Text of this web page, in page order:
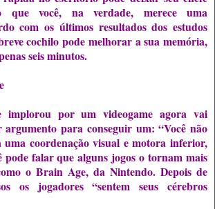
que você, na verdade, merece uma
com os últimos resultados dos estudos
cochilo pode melhorar a sua memória,
seis minutos.
implorou por um videogame agora vai
argumento para conseguir um: “Você não
coordenação visual e motora inferior,
pode falar que alguns jogos o tornam mais
o Brain Age, da Nintendo. Depois de
os jogadores “sentem seus cérebros